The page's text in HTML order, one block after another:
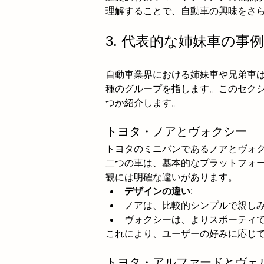
理解することで、自動車の興味をさ
3. 代表的な姉妹車の事
自動車業界における姉妹車や兄弟車
種のグループを指します。このセク
つか紹介します。
トヨタ・ノアとヴォクシー
トヨタのミニバンであるノアとヴォ
二つの車は、基本的なプラットフォ
観には明確な違いがあります。
デザインの違い:
ノアは、比較的シンプルで親し
ヴォクシーは、よりスポーティ
これにより、ユーザーの好みに応じ